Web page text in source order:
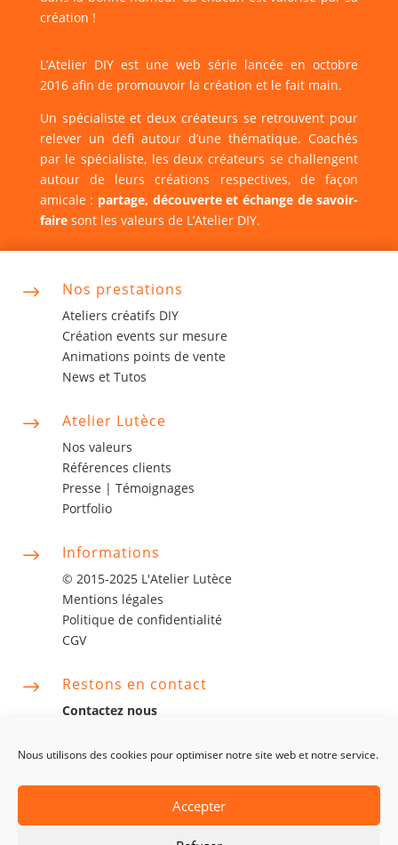
Nous utilisons des cookies pour optimiser notre site web et notre service.
Accepter
création !
L’Atelier DIY est une web série lancée en octobre
2016 afin de promouvoir la création et le fait main.
Un spécialiste et deux créateurs se retrouvent pour
relever un défi autour d’une thématique. Coachés
par le spécialiste, les deux créateurs se challengent
autour de leurs créations respectives, de façon
amicale : partage, découverte et échange de savoir-
fairesont les valeurs de L’Atelier DIY.
$ Nos prestations
Ateliers créatifs DIY
Création events sur mesure
Animations points de vente
News et Tutos
$ Atelier Lutèce
Nos valeurs
Références clients
Presse | Témoignages
Portfolio
$ Informations
© 2015-2025 L'Atelier Lutèce
Mentions légales
Politique de confidentialité
CGV
$ Restons en contact
Contactez nous
06 63 06 75 14